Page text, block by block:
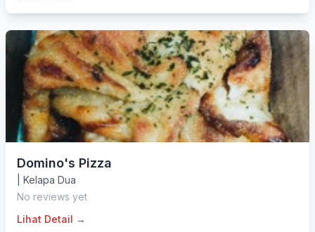
Domino's Pizza
Kelapa Dua
No reviews yet
Lihat Detail →